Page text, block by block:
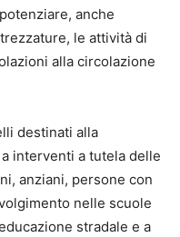
anche
le attività di
alla circolazione
destinati alla
interventi a tutela delle
anziani, persone con
nelle scuole
stradale e a